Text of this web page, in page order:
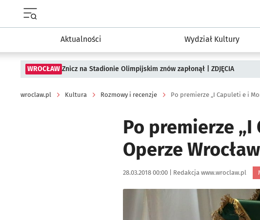
Aktualności Wydział Kultury
WROCŁAW Znicz na Stadionie Olimpijskim znów zapłonął | ZDJĘCIA
wroclaw.pl Kultura Rozmowy i recenzje Po premierze „I Capuleti e i
Po premierze
Operze
Data publikacji:
28.03.2018 00:00 | Autor:
Redakcja www.wroclaw.pl
Kliknij, aby powiększyć